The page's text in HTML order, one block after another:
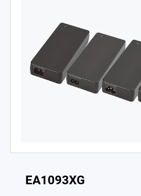
EA1093XG
AC/DC 电源适配器
AC/DC 医疗电源供应器
电池适配充电器
开放式电源